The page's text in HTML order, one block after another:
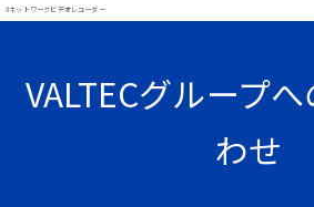
#ネットワークビデオレコーダー
VALTECグループ
わせ